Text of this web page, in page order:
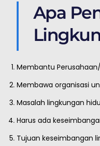
Apa
Membantu
Membawa organisasi
Masalah lingkungan
Harus ada
Tujuan keseimbangan